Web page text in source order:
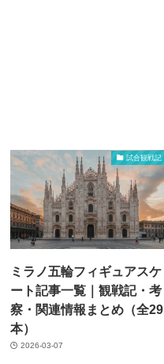
試合観戦記
ミラノ五輪フィギュアスケ
ート記事一覧｜観戦記・考
察・関連情報まとめ（全29
本）
2026-03-07